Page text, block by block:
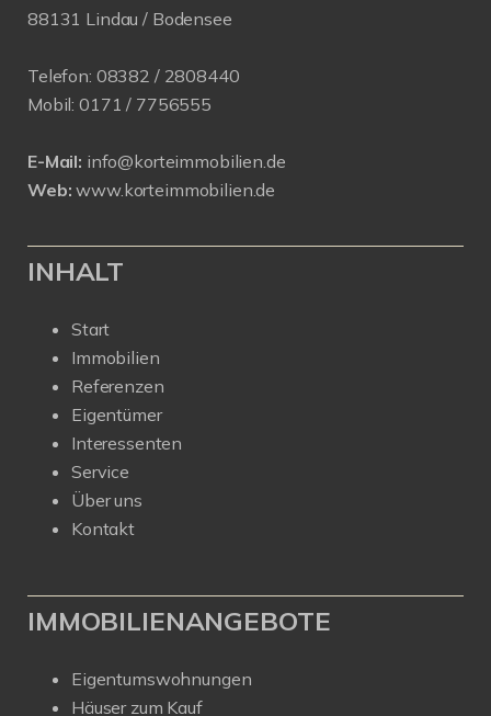
88131 Lindau / Bodensee
Telefon: 08382 / 2808440
Mobil: 0171 / 7756555
E-Mail: info@korteimmobilien.de
Web: www.korteimmobilien.de
INHALT
Start
Immobilien
Referenzen
Eigentümer
Interessenten
Service
Über uns
Kontakt
IMMOBILIENANGEBOTE
Eigentumswohnungen
Häuser zum Kauf